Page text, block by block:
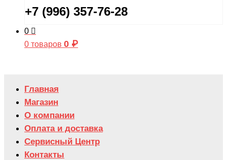
+7 (996) 357-76-28
0
0 товаров 0 ₽
Главная
Магазин
О компании
Оплата и доставка
Сервисный Центр
Контакты